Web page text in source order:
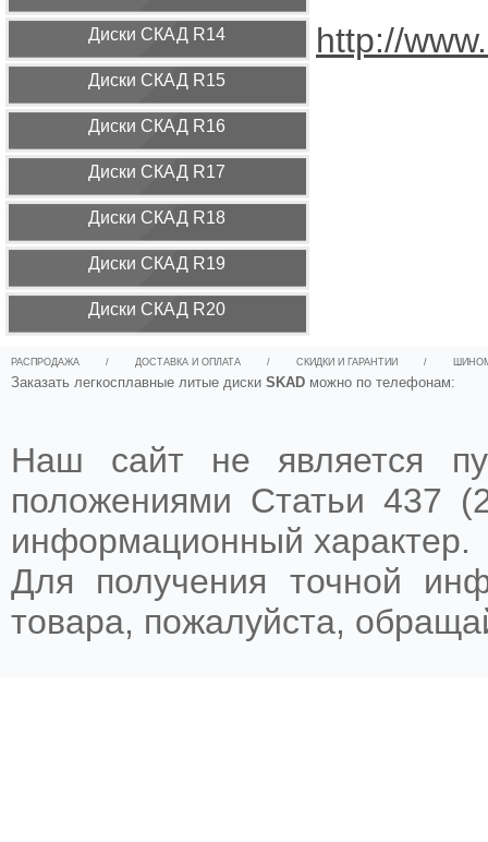
Диcки СКАД R14
Диcки СКАД R15
Диcки СКАД R16
Диcки СКАД R17
Диcки СКАД R18
Диcки СКАД R19
Диcки СКАД R20
http://
РАСПРОДАЖА / ДОСТАВКА И ОПЛАТА / СКИДКИ И ГАРАНТИИ /
Заказать легкосплавные литые диски SKAD можно по телефонам:
Наш сайт не является
положениями Статьи 437
информационный характер.
Для получения точной
товара, пожалуйста,